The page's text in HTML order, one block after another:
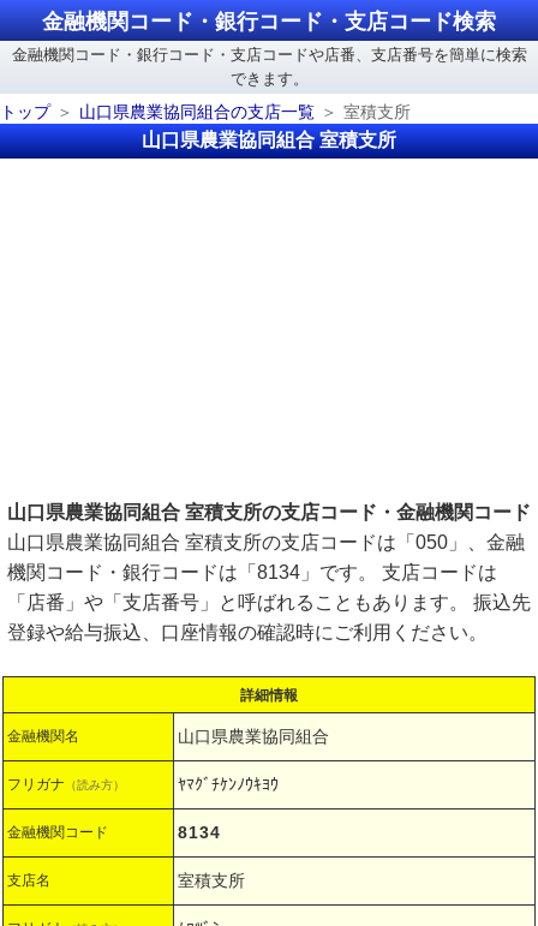
金融機関コード・銀行コード・支店コード検索
金融機関コード・銀行コード・支店コードや店番、支店番号を簡単に検索
できます。
トップ
山口県農業協同組合の支店一覧 室積支所
山口県農業協同組合 室積支所
山口県農業協同組合 室積支所の支店コード・金融機関コード
山口県農業協同組合 室積支所の支店コードは「050」、金融
機関コード・銀行コードは「8134」です。 支店コードは
「店番」や「支店番号」と呼ばれることもあります。 振込先
登録や給与振込、口座情報の確認時にご利用ください。
詳細情報
金融機関名 山口県農業協同組合
フリガナ （読み方） ﾔﾏｸﾞﾁｹﾝﾉｳｷﾖｳ
金融機関コード 8134
支店名 室積支所